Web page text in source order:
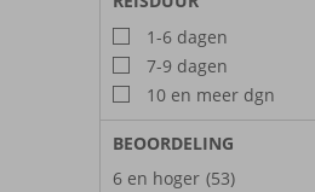
1-6 dagen
7-9 dagen
10 en meer dgn
BEOORDELING
6 en hoger (53)